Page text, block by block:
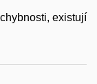
existují